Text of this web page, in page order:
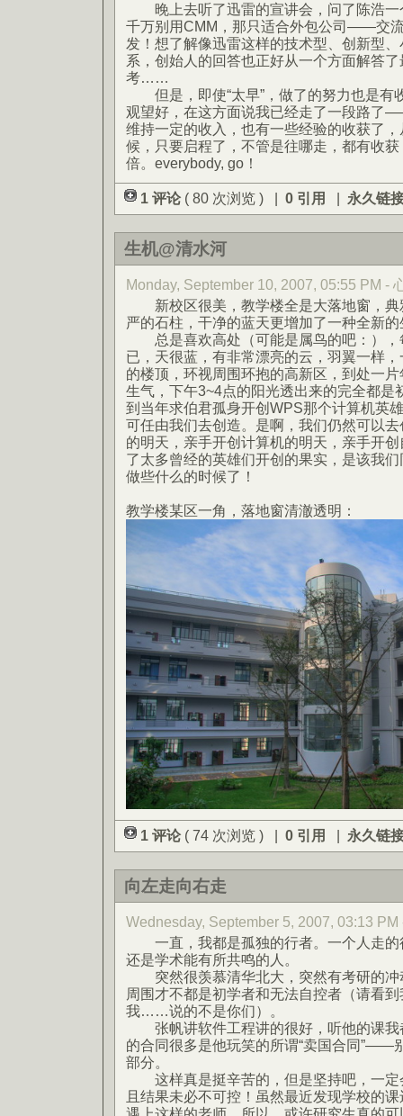
晚上去听了迅雷的宣讲会，问了陈浩一
千万别用CMM，那只适合外包公司——交
发！想了解像迅雷这样的技术型、创新型
系，创始人的回答也正好从一个方面解答了
考……
但是，即使“太早”，做了的努力也是有
观望好，在这方面说我已经走了一段路了
维持一定的收入，也有一些经验的收获了
候，只要启程了，不管是往哪走，都有收
倍。everybody, go！
1 评论 ( 80 次浏览 ) | 0 引用 | 永久链
生机@清水河
Monday, September 10, 2007, 05:55 PM -
新校区很美，教学楼全是大落地窗，典
严的石柱，干净的蓝天更增加了一种全新的
总是喜欢高处（可能是属鸟的吧：），
已，天很蓝，有非常漂亮的云，羽翼一样
的楼顶，环视周围环抱的高新区，到处一
生气，下午3~4点的阳光透出来的完全都是
到当年求伯君孤身开创WPS那个计算机英
可任由我们去创造。是啊，我们仍然可以
的明天，亲手开创计算机的明天，亲手开
了太多曾经的英雄们开创的果实，是该我
做些什么的时候了！
教学楼某区一角，落地窗清澈透明：
1 评论 ( 74 次浏览 ) | 0 引用 | 永久链
向左走向右走
Wednesday, September 5, 2007, 03:13
一直，我都是孤独的行者。一个人走的
还是学术能有所共鸣的人。
突然很羡慕清华北大，突然有考研的冲
周围才不都是初学者和无法自控者（请看
我……说的不是你们）。
张帆讲软件工程讲的很好，听他的课我
的合同很多是他玩笑的所谓“卖国合同”——
部分。
这样真是挺辛苦的，但是坚持吧，一
且结果未必不可控！虽然最近发现学校的